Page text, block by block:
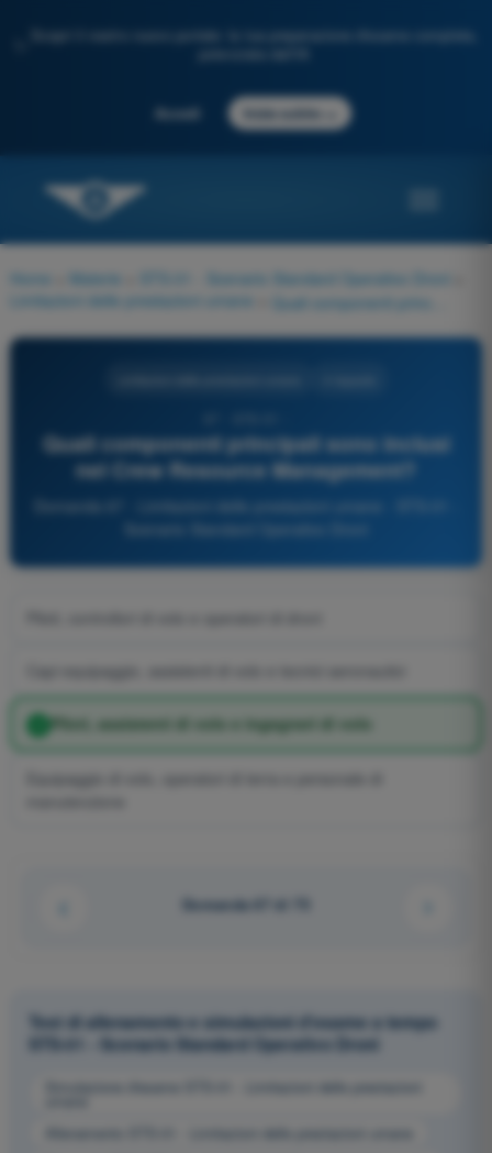
Scopri il nostro nuovo portale: la tua preparazione d'esame completa,
Accedi Inizia subito
Home Materie STS-01 - Scenario Standard Operativo Droni
Limitazioni delle prestazioni umane
Quali componenti principali sono inclusi
nel Crew Resource Management?
Capi equipaggio, assistenti di volo e tecnici aeronautici
Piloti, assistenti di volo e ingegneri di volo
Equipaggio di volo, operatori di terra e personale di
Domanda 67 di 75
Test di allenamento e simulazioni d'esame a tempo
STS-01 - Scenario Standard Operativo Droni
Simulazione d'esame STS-01 - Limitazioni delle prestazioni
Allenamento STS-01 - Limitazioni delle prestazioni umane